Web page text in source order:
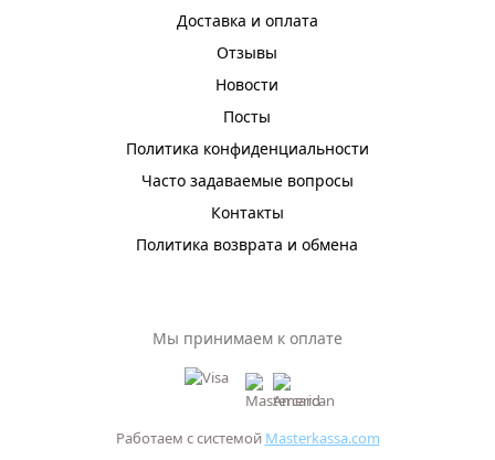
Доставка и оплата
Отзывы
Новости
Посты
Политика конфиденциальности
Часто задаваемые вопросы
Контакты
Политика возврата и обмена
Мы принимаем к оплате
Работаем с системой Masterkassa.com